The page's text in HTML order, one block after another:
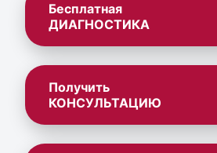
Бесплатная
ДИАГНОСТИКА
Получить
КОНСУЛЬТАЦИЮ